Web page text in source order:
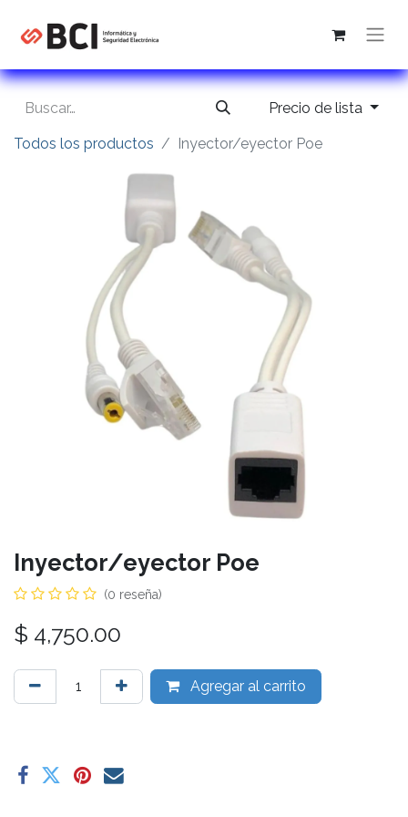
Precio de lista
Todos los productos Inyector/eyector Poe
Inyector/eyector Poe
(0 reseña)
$ 4,750.00
Agregar al carrito